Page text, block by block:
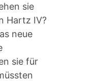
sie
Hartz IV?
neue
sie für